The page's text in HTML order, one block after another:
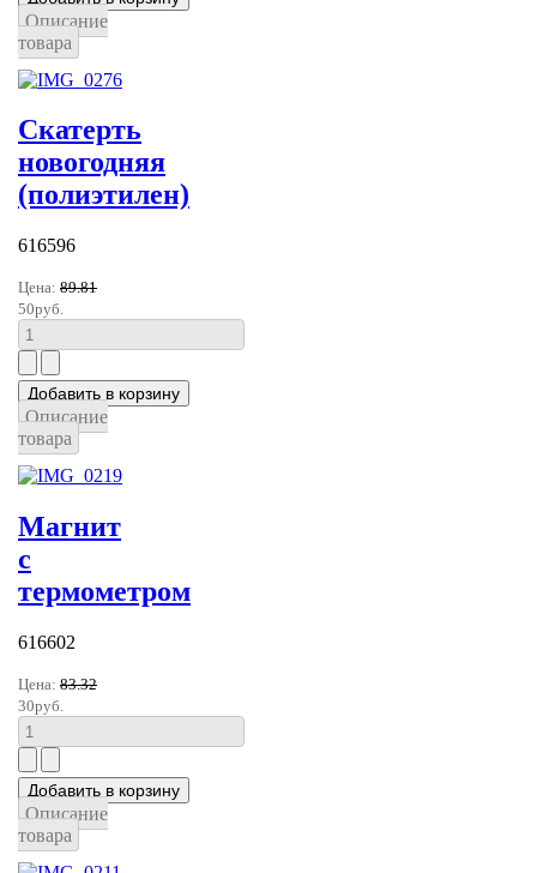
Описание
товара
Скатерть
новогодняя
(полиэтилен)
616596
Цена: 89.81
50руб.
Описание
товара
Магнит
с
термометром
616602
Цена: 83.32
30руб.
Описание
товара